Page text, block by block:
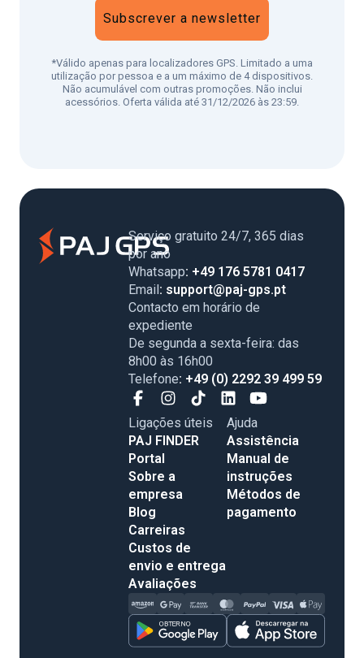
Subscrever a newsletter
*Válido apenas para localizadores GPS. Limitado a uma
utilização por pessoa e a um máximo de 4 dispositivos.
Não acumulável com outras promoções. Não inclui
acessórios. Oferta válida até 31/12/2026 às 23:59.
Serviço gratuito 24/7, 365 dias
por ano
Whatsapp: +49 176 5781 0417
Email : support@paj-gps.pt
Contacto em horário de
expediente
De segunda a sexta-feira: das
8h00 às 16h00
Telefone: +49 (0) 2292 39 499 59
Ligações úteis
PAJ FINDER
Portal
Sobre a
empresa
Blog
Carreiras
Custos de
envio e entrega
Avaliações
Ajuda
Assistência
Manual de
instruções
Métodos de
pagamento